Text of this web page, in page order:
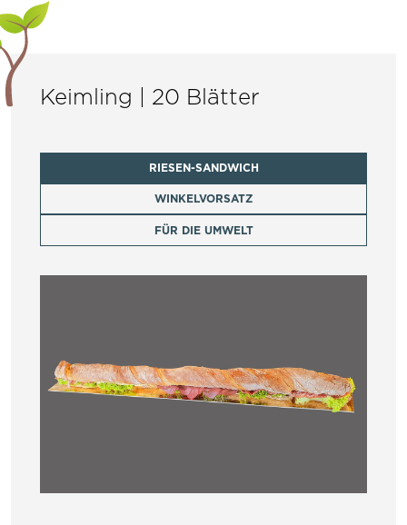
Keimling | 20 Blätter
RIESEN-SANDWICH
WINKELVORSATZ
FÜR DIE UMWELT